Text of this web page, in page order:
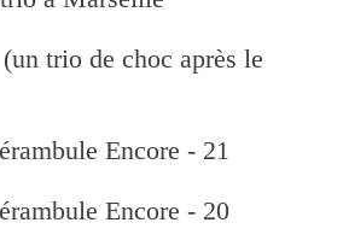
trio de choc après le
Encore - 21
Encore - 20